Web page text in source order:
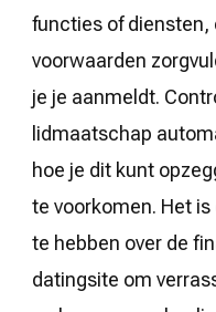
functies of diensten,
voorwaarden
je je aanmeldt.
lidmaatschap
hoe je dit kunt
te voorkomen. Het
te hebben over de
datingsite om